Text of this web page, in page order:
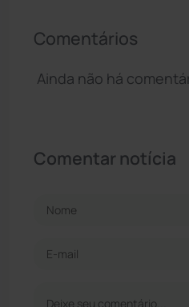
Comentários
Ainda não há
Comentar notícia